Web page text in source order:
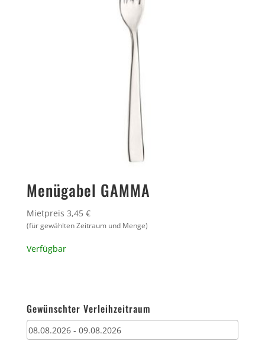
Menügabel GAMMA
Mietpreis 3,45 €
(für gewählten Zeitraum und Menge)
Verfügbar
Gewünschter Verleihzeitraum